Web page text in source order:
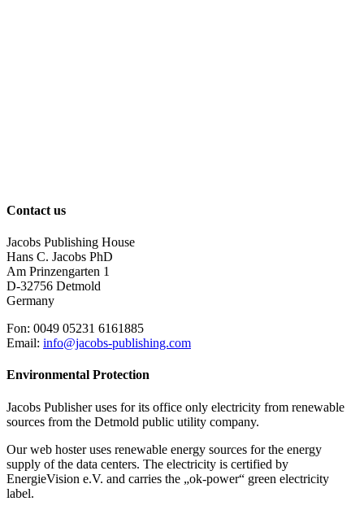
Contact us
Jacobs Publishing House
Hans C. Jacobs PhD
Am Prinzengarten 1
D-32756 Detmold
Germany
Fon: 0049 05231 6161885
Email: info@jacobs-publishing.com
Environmental Protection
Jacobs Publisher uses for its office only electricity from renewable
sources from the Detmold public utility company.
Our web hoster uses renewable energy sources for the energy
supply of the data centers. The electricity is certified by
EnergieVision e.V. and carries the „ok-power“ green electricity
label.